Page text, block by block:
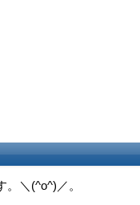
＼(^o^)／。